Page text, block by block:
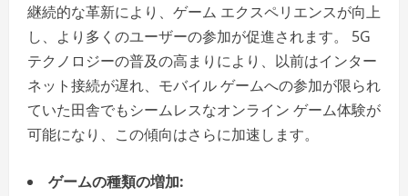
継続的な革新により、ゲーム エクスペリエンスが向上
し、より多くのユーザーの参加が促進されます。 5G
テクノロジーの普及の高まりにより、以前はインター
ネット接続が遅れ、モバイル ゲームへの参加が限られ
ていた田舎でもシームレスなオンライン ゲーム体験が
可能になり、この傾向はさらに加速します。
ゲームの種類の増加: